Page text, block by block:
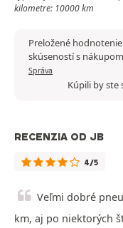
kilometre: 10000 km
Preložené hodnotenie
skúseností s nákupom
Správa
Kúpili by
RECENZIA OD JB
4/5
Veľmi dobré
km, aj po niektorých